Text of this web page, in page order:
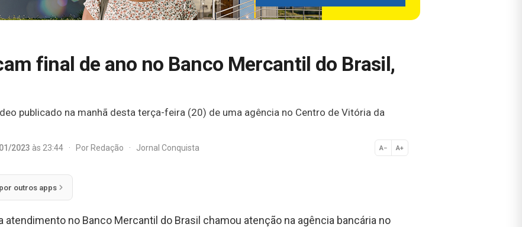
final de ano no Banco Mercantil do Brasil,
publicado na manhã desta terça-feira (20) de uma agência no Centro de Vitória da
2023 às 23:44 · PorRedação · Jornal Conquista A− A+
Normal
outros apps
atendimento no Banco Mercantil do Brasil chamou atenção na agência bancária no